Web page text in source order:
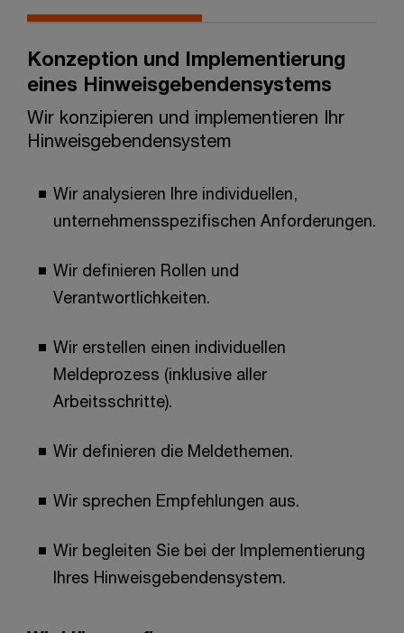
Konzeption und Implementierung
eines Hinweisgebendensystems
Wir konzipieren und implementieren Ihr
Hinweisgebendensystem
Wir analysieren Ihre individuellen,
unternehmensspezifischen Anforderungen.
Wir definieren Rollen und
Verantwortlichkeiten.
Wir erstellen einen individuellen
Meldeprozess (inklusive aller
Arbeitsschritte).
Wir definieren die Meldethemen.
Wir sprechen Empfehlungen aus.
Wir begleiten Sie bei der Implementierung
Ihres Hinweisgebendensystem.